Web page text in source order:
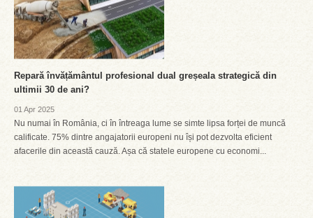
Repară învățământul profesional dual greșeala strategică din
ultimii 30 de ani?
01 Apr 2025
Nu numai în România, ci în întreaga lume se simte lipsa forței de muncă
calificate. 75% dintre angajatorii europeni nu își pot dezvolta eficient
afacerile din această cauză. Așa că statele europene cu economi...